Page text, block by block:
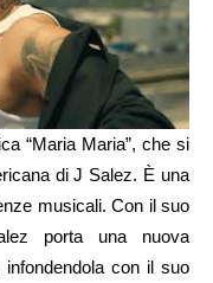
“Maria Maria”, che si
di J Salez. È una
musicali. Con il suo
porta una nuova
con il suo